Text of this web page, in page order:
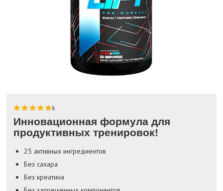
8
Инновационная формула для
продуктивных тренировок!
25 активных ингредиентов
Без сахара
Без креатина